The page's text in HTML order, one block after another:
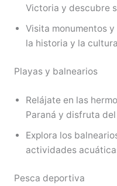
Victoria y descubre
Visita monumentos
la historia y la
Playas y balnearios
Relájate en las
Paraná y disfruta
Explora los
actividades
Pesca deportiva